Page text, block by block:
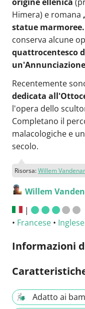
Himera) e romana ,
statue marmoree.
conserva alcune
quattrocentesco
Recentemente
dedicata
l'opera dello
Completano il
malacologiche e
secolo.
Risorsa:Willem
Willem
|
• Francese • Inglese
Informazioni
Adatto ai